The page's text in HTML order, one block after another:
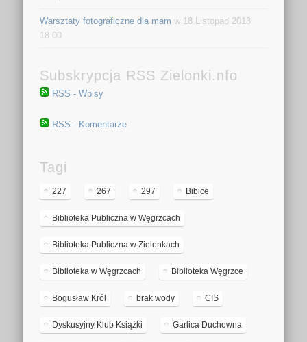
Warsztaty fotograficzne dla mam w 18 Listopad 2013
18:00
Subskrypcja RSS Zielonki.nfo
RSS - Wpisy
RSS - Komentarze
Tagi
227 267 297 Bibice
Biblioteka Publiczna w Węgrzcach
Biblioteka Publiczna w Zielonkach
Biblioteka w Węgrzcach Biblioteka Węgrzce
Bogusław Król brak wody CIS
Dyskusyjny Klub Książki Garlica Duchowna